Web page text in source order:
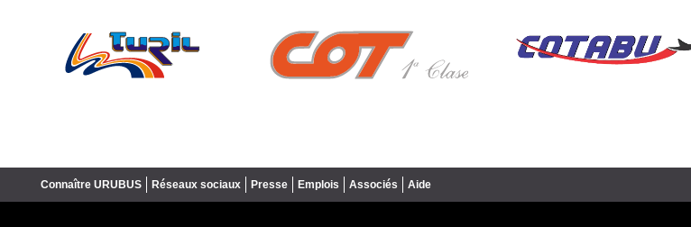
Connaître URUBUS Réseaux sociaux Presse Emplois Associés Aide